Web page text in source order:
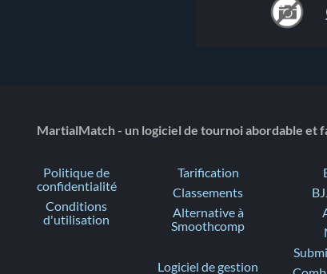
MartialMatch - un logiciel de tournoi abordable et
Politique de
confidentialité
Conditions
d'utilisation
Tarification
Classements
Alternative à
Smoothcomp
Logiciel de gestion